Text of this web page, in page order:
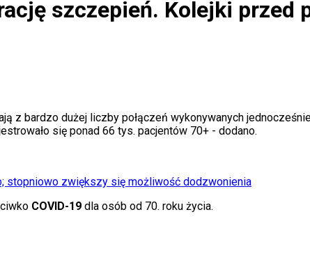
szczepień. Kolejki przed
z bardzo dużej liczby połączeń wykonywanych
się ponad 66 tys. pacjentów 70+ - dodano.
stopniowo zwiększy się możliwość dodzwonienia
COVID-19 dla osób od 70. roku życia.